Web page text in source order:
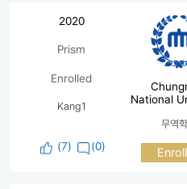
2020
Prism
Enrolled
Kang1
(7) (0)
National
무역